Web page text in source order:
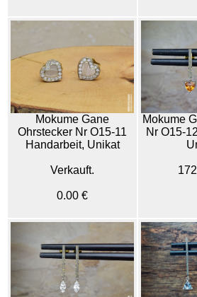
Mokume Gane
Ohrstecker Nr O15-11
Handarbeit, Unikat
Verkauft.
0.00 €
Mokume
Nr O15-